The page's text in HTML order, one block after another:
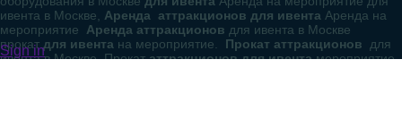
ивента в Москве, Аренда аттракционов для ивента Аренда на
мероприятие Аренда аттракционов для ивента в Москве
прокатдля ивента на мероприятие. Прокат аттракционов для
ивента в Москве Прокататтракционов для ивентамероприятие
Sign in